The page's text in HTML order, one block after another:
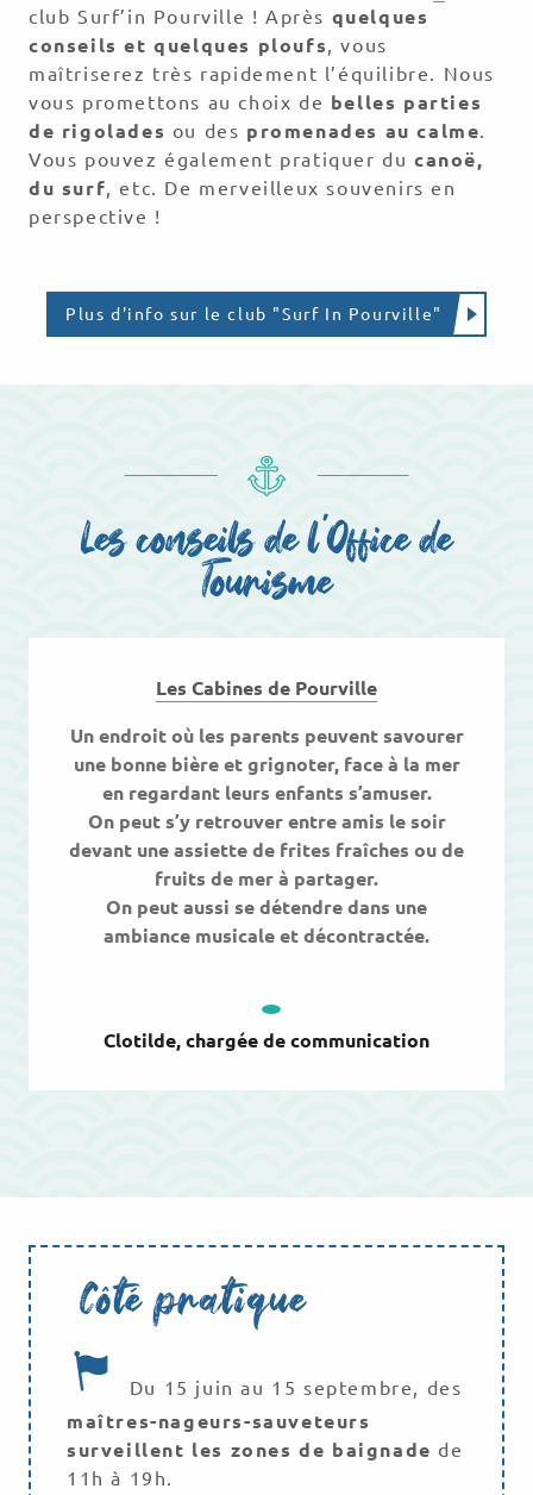
club Surf’in Pourville ! Après quelques
conseils et quelques ploufs, vous
maîtriserez très rapidement l’équilibre. Nous
vous promettons au choix de belles parties
de rigolades ou des promenades au calme.
Vous pouvez également pratiquer du canoë,
du surf, etc. De merveilleux souvenirs en
perspective !
Plus d'info sur le club "Surf In Pourville"
Les conseils de l'Office de
Tourisme
Les Cabines de Pourville
Un endroit où les parents peuvent savourer
une bonne bièreet grignoter, face à la mer
en regardantleurs enfants s’amuser.
On peut s’y retrouver entre amis le soir
devant une assiette de frites fraîches ou de
fruits de mer à partager.
On peut aussi se détendre dans une
ambiance musicale et décontractée.
Clotilde, chargée de communication
Côté pratique
Du 15 juin au 15 septembre, des
maîtres-nageurs-sauveteurs
surveillent les zones de baignade de
11h à 19h.